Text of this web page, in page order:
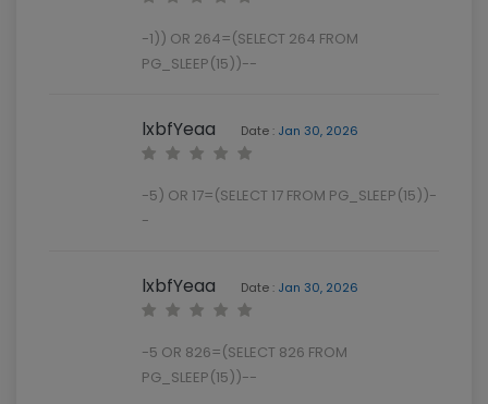
-1)) OR 264=(SELECT 264 FROM
PG_SLEEP(15))--
lxbfYeaa Date : Jan 30, 2026
-5) OR 17=(SELECT 17 FROM PG_SLEEP(15))-
-
lxbfYeaa Date : Jan 30, 2026
-5 OR 826=(SELECT 826 FROM
PG_SLEEP(15))--